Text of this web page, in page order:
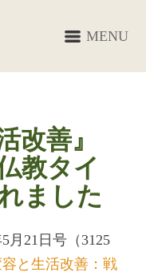
MENU
改善』
教タイ
ました
月21日号（3125
容と生活改善：戦